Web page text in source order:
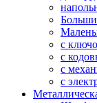
с
с
с
с